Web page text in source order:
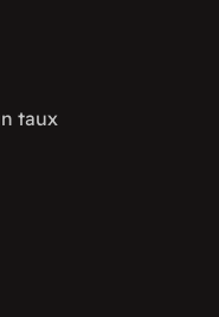
taux